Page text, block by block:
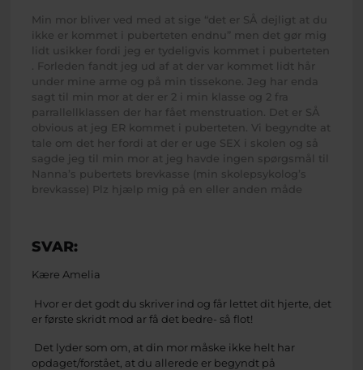
Min mor bliver ved med at sige “det er SÅ dejligt at du
ikke er kommet i puberteten endnu” men det gør mig
lidt usikker fordi jeg er tydeligvis kommet i puberteten
. Forleden fandt jeg ud af at der var kommet lidt hår
under mine arme og på min tissekone. Jeg har enda
sagt til min mor at der er 2 i min klasse og 2 fra
parrallellklassen der har fået menstruation. Det er SÅ
obvious at jeg ER kommet i puberteten. Vi begyndte at
tale om det her fordi at der er uge SEX i skolen og så
sagde jeg til min mor at jeg havde ingen spørgsmål til
Nanna’s pubertets brevkasse (min skolepsykolog’s
brevkasse) Plz hjælp mig på en eller anden måde
SVAR:
Kære Amelia
Hvor er det godt du skriver ind og får lettet dit hjerte, det
er første skridt mod ar få det bedre- så flot!
Det lyder som om, at din mor måske ikke helt har
opdaget/forstået, at du allerede er begyndt på